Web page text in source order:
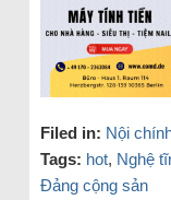
Filed in: Nội
Tags: hot, Nghệ
Đảng cộng sản